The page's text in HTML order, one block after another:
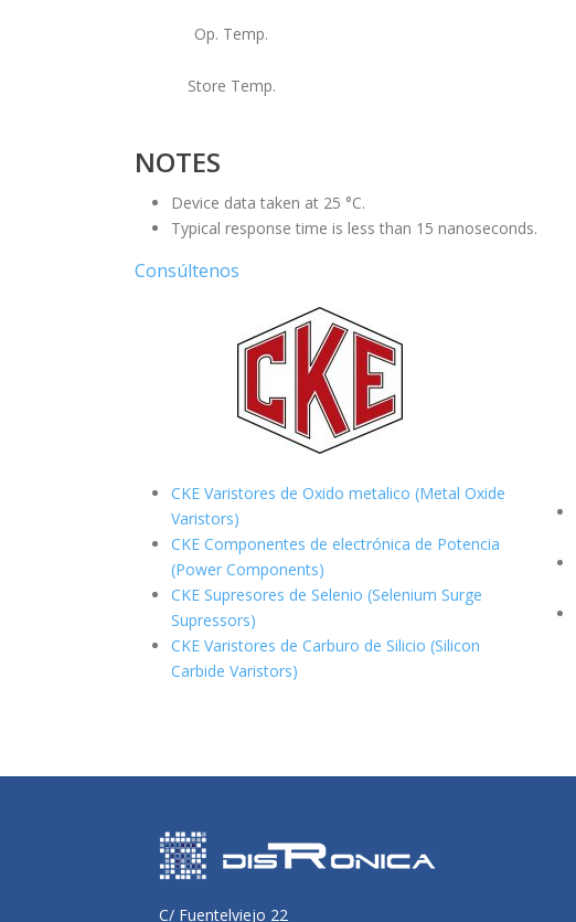
Op. Temp.
Store Temp.
NOTES
Device data taken at 25 °C.
Typical response time is less than 15 nanoseconds.
Consúltenos
CKE Varistores de Oxido metalico (Metal Oxide
Varistors)
CKE Componentes de electrónica de Potencia
(Power Components)
CKE Supresores de Selenio (Selenium Surge
Supressors)
CKE Varistores de Carburo de Silicio (Silicon
Carbide Varistors)
C/ Fuentelviejo 22